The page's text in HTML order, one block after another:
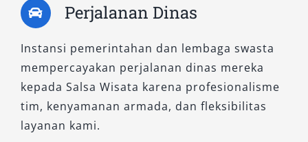
diinginkan. Kami juga menyediakan pilihan
dengan sopir berpengalaman atau lepas kunci
untuk Anda yang ingin mengemudi sendiri.
Semua layanan kami dirancang untuk memberi
solusi perjalanan terbaik, mulai dari keperluan
harian 24 jam, bulanan, hingga perjalanan ke
luar kota.
Perjalanan Dinas
Instansi pemerintahan dan lembaga swasta
mempercayakan perjalanan dinas mereka
kepada Salsa Wisata karena profesionalisme
tim, kenyamanan armada, dan fleksibilitas
layanan kami.